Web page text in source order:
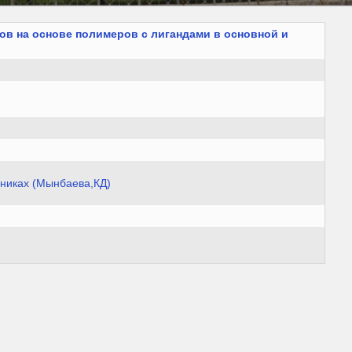
на основе полимеров с лигандами в основной и
(Мынбаева,КД)